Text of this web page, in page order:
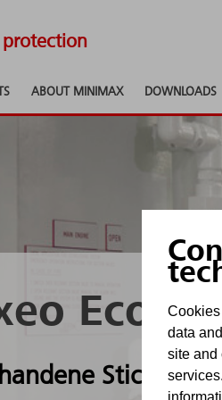
data
site and
protection
ABOUT MINIMAX DOWNLOADS